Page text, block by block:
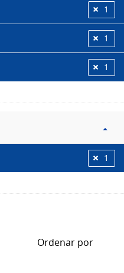
1
1
1
1
Ordenar por